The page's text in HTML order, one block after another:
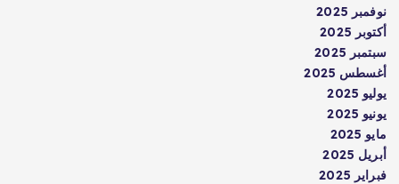
نوفمبر 2025
أكتوبر 2025
سبتمبر 2025
أغسطس 2025
يوليو 2025
يونيو 2025
مايو 2025
أبريل 2025
فبراير 2025